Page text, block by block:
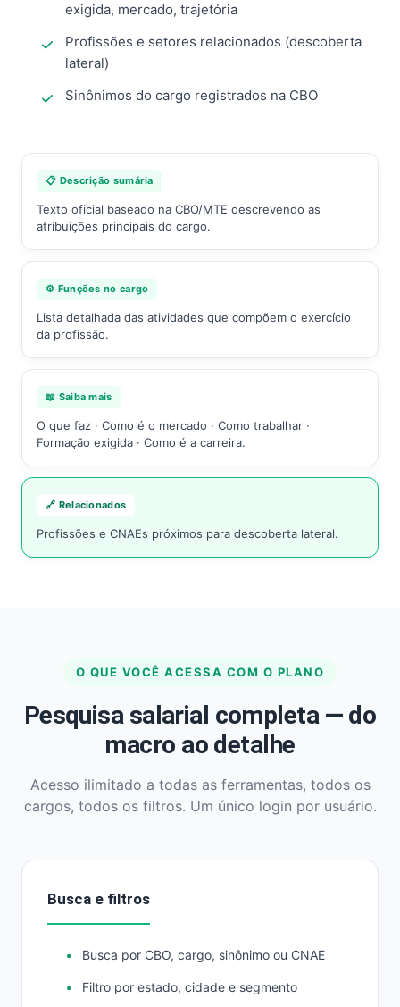
exigida, mercado, trajetória
Profissões e setores relacionados (descoberta
lateral)
Sinônimos do cargo registrados na CBO
📋 Descrição sumária
Texto oficial baseado na CBO/MTE descrevendo as
atribuições principais do cargo.
⚙️ Funções no cargo
Lista detalhada das atividades que compõem o exercício
da profissão.
📖 Saiba mais
O que faz · Como é o mercado · Como trabalhar ·
Formação exigida · Como é a carreira.
🔗 Relacionados
Profissões e CNAEs próximos para descoberta lateral.
O QUE VOCÊ ACESSA COM O PLANO
Pesquisa salarial completa — do
macro ao detalhe
Acesso ilimitado a todas as ferramentas, todos os
cargos, todos os filtros. Um único login por usuário.
Busca e filtros
Busca por CBO, cargo, sinônimo ou CNAE
Filtro por estado, cidade e segmento